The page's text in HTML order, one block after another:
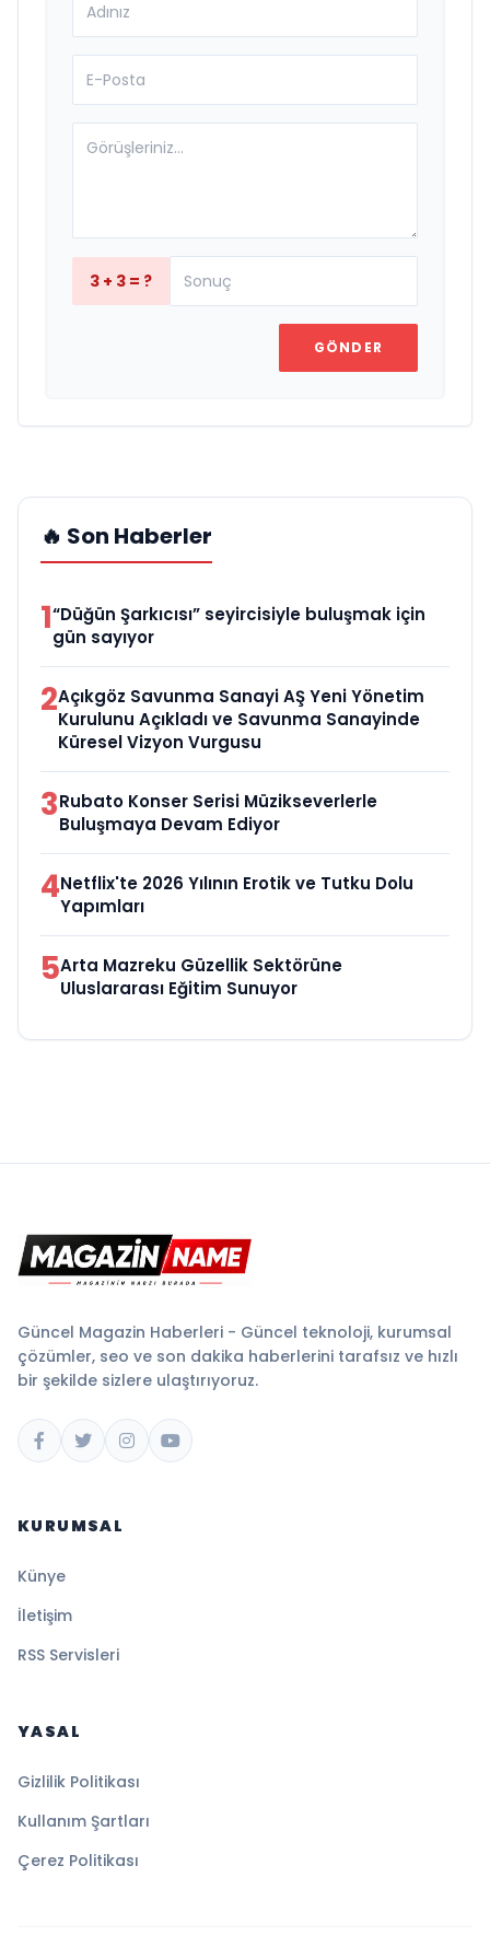
3 + 3 = ?
GÖNDER
🔥 Son Haberler
1“Düğün Şarkıcısı” seyircisiyle buluşmak için
gün sayıyor
2Açıkgöz Savunma Sanayi AŞ Yeni Yönetim
Kurulunu Açıkladı ve Savunma Sanayinde
Küresel Vizyon Vurgusu
3Rubato Konser Serisi Müzikseverlerle
Buluşmaya Devam Ediyor
4Netflix'te 2026 Yılının Erotik ve Tutku Dolu
Yapımları
5Arta Mazreku Güzellik Sektörüne
Uluslararası Eğitim Sunuyor
Güncel Magazin Haberleri - Güncel teknoloji, kurumsal
çözümler, seo ve son dakika haberlerini tarafsız ve hızlı
bir şekilde sizlere ulaştırıyoruz.
KURUMSAL
Künye
İletişim
RSS Servisleri
YASAL
Gizlilik Politikası
Kullanım Şartları
Çerez Politikası